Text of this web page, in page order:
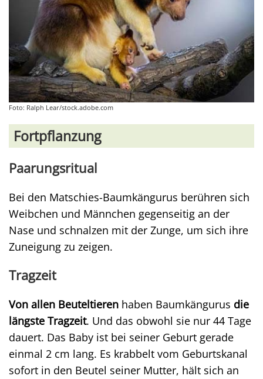
Foto: Ralph Lear/stock.adobe.com
Fortpflanzung
Paarungsritual
Bei den Matschies-Baumkängurus berühren sich
Weibchen und Männchen gegenseitig an der
Nase und schnalzen mit der Zunge, um sich ihre
Zuneigung zu zeigen.
Tragzeit
Von allen Beuteltieren haben Baumkängurus die
längste Tragzeit. Und das obwohl sie nur 44 Tage
dauert. Das Baby ist bei seiner Geburt gerade
einmal 2 cm lang. Es krabbelt vom Geburtskanal
sofort in den Beutel seiner Mutter, hält sich an